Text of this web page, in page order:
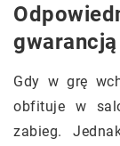
Gdy w grę
obfituje w
zabieg.